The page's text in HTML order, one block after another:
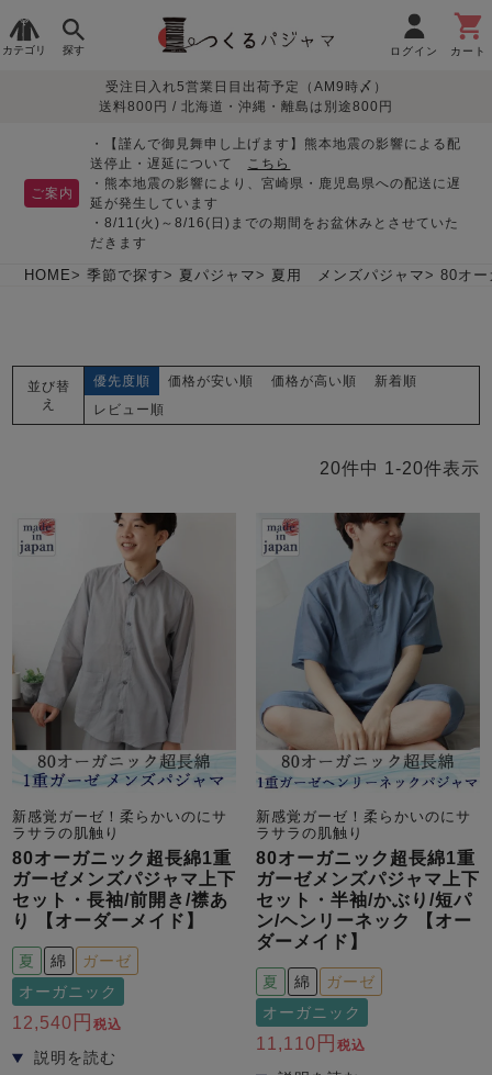
カテゴリ 探す ログイン カート
レディースパジャマ
冬
春 夏 秋 冬
ガールズパジャマ
生地で
さがす
サッカー/ちぢみ 楊
柳
ニット/ストレッチ 起毛/フランネル
柄物
- Item Ranking -
新着商品
- New Arrival -
目的別で
さがす
敏感肌用
パジャマ
入院・介護
胸が目立たない
マタニティ
パジャマ
体型別におすすめパジ
ャマ
年齢別におすすめパジ
ルームウェア
インナーウェア 生活雑貨 カタログギフト
売れ筋ランキング
新着商品
- New Arrival -
目的別でさがす一覧はこちら
デザインで
さがす
胸がすけない
羽織・バスロ
ーブ
上着単品
ズボン単品
すべてのメン
ズ
半袖
かぶり
夏パジャマ特集 つくるパジャマとは
お支払い・送料・配送
について
お買い物ガイド 安心の日本製
SDGsの取り組み
受注日入れ5営業日目出荷予定（AM9時〆）
送料800円 / 北海道・沖縄・離島は別途800円
ご案内
・【謹んで御見舞申し上げます】熊本地震の影響による配
送停止・遅延について こちら
・熊本地震の影響により、宮崎県・鹿児島県への配送に遅
延が発生しています
・8/11(火)～8/16(日)までの期間をお盆休みとさせていた
だきます
HOME 季節で探す 夏パジャマ 夏用 メンズパジャマ 80オ
並び替
え
優先度順 価格が安い順 価格が高い順
新着順
レビュー順
20件中 1 -20件表示
新感覚ガーゼ！柔らかいのにサ
ラサラの肌触り
80オーガニック超長綿1重
ガーゼメンズパジャマ上下
セット・長袖/前開き/襟あ
り 【オーダーメイド】
夏 綿
ガーゼ
オーガニック
12,540 税込
新感覚ガーゼ！柔らかいのにサ
ラサラの肌触り
80オーガニック超長綿1重
ガーゼメンズパジャマ上下
セット・半袖/かぶり/短パ
ン/ヘンリーネック 【オー
ダーメイド】
夏 綿
ガーゼ
オーガニック
11,110 税込